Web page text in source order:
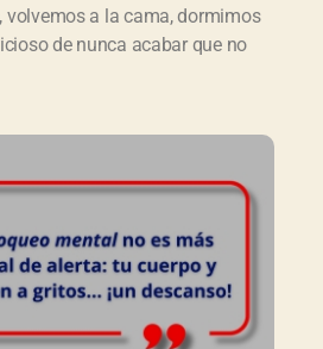
volvemos a la cama, dormimos
de nunca acabar que no